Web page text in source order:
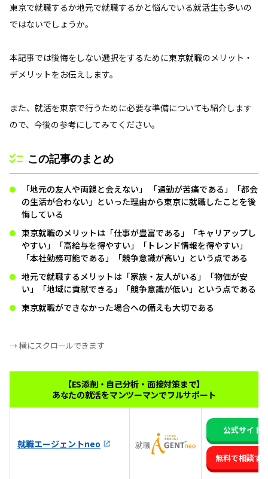
東京で就職するか地元で就職するかと悩んでいる就活生も多いの
ではないでしょうか。
本記事では後悔をしない選択をするために東京就職のメリット・
デメリットをお伝えします。
また、就活を東京で行うために必要な準備についても紹介します
ので、今後の参考にしてみてください。
この記事のまとめ
「地元の友人や両親と会えない」 「通勤が苦痛である」「都会
の生活が合わない」といった理由から東京に就職したことを後
悔している
東京就職のメリットは「仕事が豊富である」「キャリアップし
やすい」「高給与を得やすい」「トレンド情報を得やすい」
「本社勤務可能である」「競争意識が高い」という点である
地元で就職するメリットは「家族・友人がいる」「物価が安
い」「地域に貢献できる」「競争意識が低い」という点である
東京就職ができなかった場合への備えも大切である
→ 横にスクロールできます
【ES添削・自己分析・面接対策まで】
あなたの就活をマンツーマンでフルサポート
就職エージェントneo
公式サイト
無料で相談す